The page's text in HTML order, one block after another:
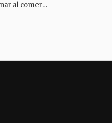
Cárcel al sujeto señalado de asesinar al comerciante Carlos Andrés Naranjo en Ibagué